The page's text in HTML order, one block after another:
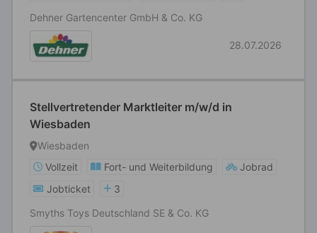
Dehner Gartencenter GmbH & Co. KG
28.07.2026
Stellvertretender Marktleiter m/w/d in
Wiesbaden
Wiesbaden
Vollzeit
Fort- und Weiterbildung
Jobrad
Jobticket
3
Smyths Toys Deutschland SE & Co. KG